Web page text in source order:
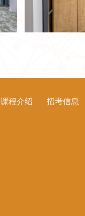
课程介绍 招考信息